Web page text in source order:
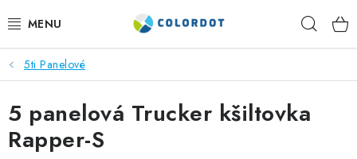
na
REKLAMNÍ TEXTIL
REKLAMNÍ PŘEDMĚTY
ČEPICE A DOPLŇKY
5ti Panelové
5 panelová Trucker kšiltovka
Rapper-S